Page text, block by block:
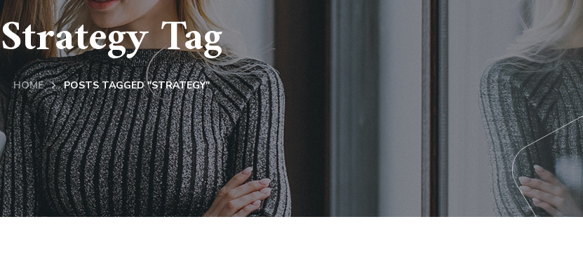
Strategy Tag
HOME POSTS TAGGED "STRATEGY"